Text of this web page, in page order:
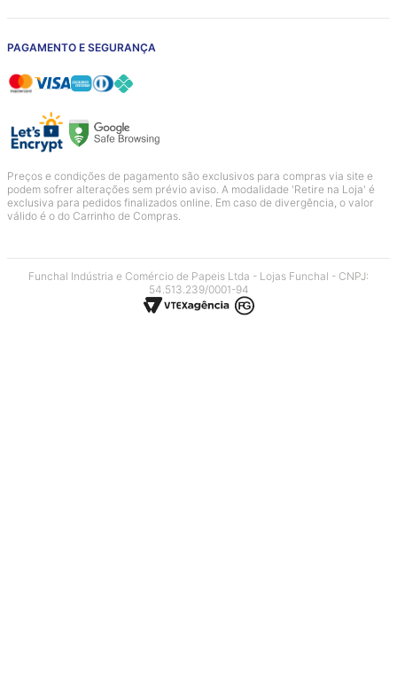
PAGAMENTO E SEGURANÇA
Preços e condições de pagamento são exclusivos para compras via site e
podem sofrer alterações sem prévio aviso. A modalidade 'Retire na Loja' é
exclusiva para pedidos finalizados online. Em caso de divergência, o valor
válido é o do Carrinho de Compras.
Funchal Indústria e Comércio de Papeis Ltda - Lojas Funchal - CNPJ:
54.513.239/0001-94